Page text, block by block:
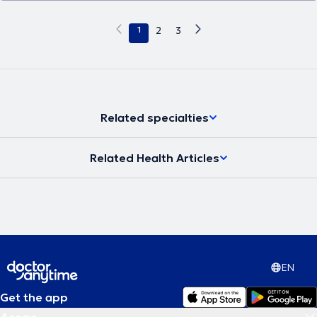
1 2 3
Related specialties
Related Health Articles
EN
Get the app